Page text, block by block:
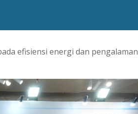
efisiensi energi dan pengalaman